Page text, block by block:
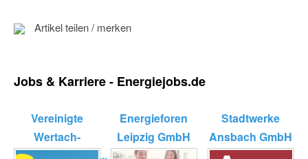
Artikel teilen / merken
Jobs & Karriere - Energiejobs.de
Vereinigte
Wertach-
Elektrizitätswerk...
Energieforen
Leipzig GmbH
Stadtwerke
Ansbach GmbH